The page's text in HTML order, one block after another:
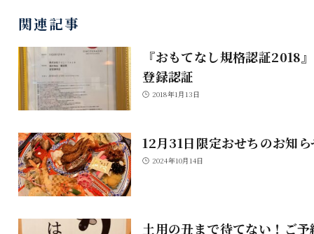
関連記事
『おもてなし規格認証2018
登録認証
2018年1月13日
12月31日限定おせちのお知
2024年10月14日
土用の丑まで待てない！ご予